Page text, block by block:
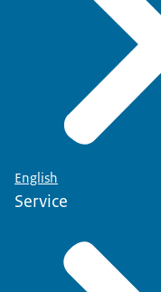
English
Service